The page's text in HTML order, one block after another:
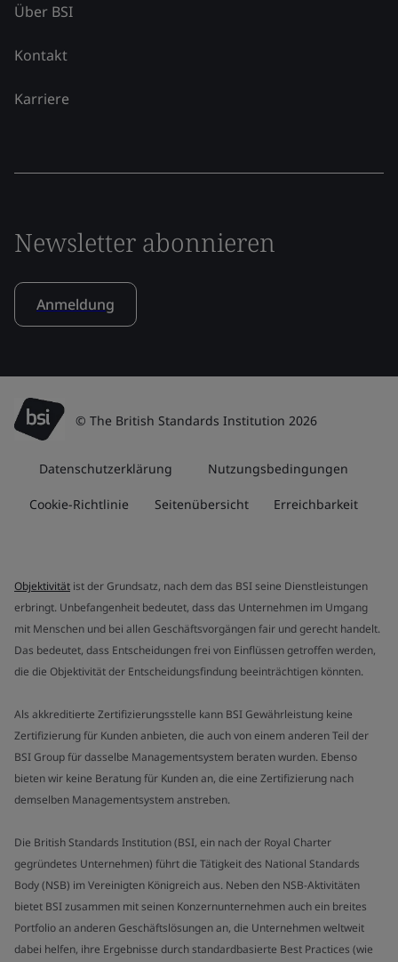
Über BSI
Kontakt
Karriere
Newsletter abonnieren
Anmeldung
© The British Standards Institution 2026
Datenschutzerklärung Nutzungsbedingungen
Cookie-Richtlinie Seitenübersicht Erreichbarkeit
Objektivität ist der Grundsatz, nach dem das BSI seine Dienstleistungen
erbringt. Unbefangenheit bedeutet, dass das Unternehmen im Umgang
mit Menschen und bei allen Geschäftsvorgängen fair und gerecht handelt.
Das bedeutet, dass Entscheidungen frei von Einflüssen getroffen werden,
die die Objektivität der Entscheidungsfindung beeinträchtigen könnten.
Als akkreditierte Zertifizierungsstelle kann BSI Gewährleistung keine
Zertifizierung für Kunden anbieten, die auch von einem anderen Teil der
BSI Group für dasselbe Managementsystem beraten wurden. Ebenso
bieten wir keine Beratung für Kunden an, die eine Zertifizierung nach
demselben Managementsystem anstreben.
Die British Standards Institution (BSI, ein nach der Royal Charter
gegründetes Unternehmen) führt die Tätigkeit des National Standards
Body (NSB) im Vereinigten Königreich aus. Neben den NSB-Aktivitäten
bietet BSI zusammen mit seinen Konzernunternehmen auch ein breites
Portfolio an anderen Geschäftslösungen an, die Unternehmen weltweit
dabei helfen, ihre Ergebnisse durch standardbasierte Best Practices (wie